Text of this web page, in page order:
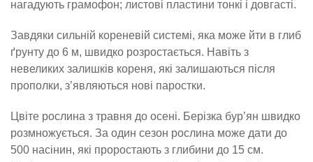
нагадують грамофон; листові пластини тонкі і довгасті.
Завдяки сильній кореневій системі, яка може йти в глиб
ґрунту до 6 м, швидко розростається. Навіть з
невеликих залишків кореня, які залишаються після
прополки, з’являються нові паростки.
Цвіте рослина з травня до осені. Берізка бур’ян швидко
розмножується. За один сезон рослина може дати до
500 насінин, які проростають з глибини до 15 см.